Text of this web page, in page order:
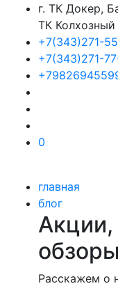
г. ТК Докер,
ТК
+7(343)271-
+7(343)271-
0
главная
блог
Расскажем о